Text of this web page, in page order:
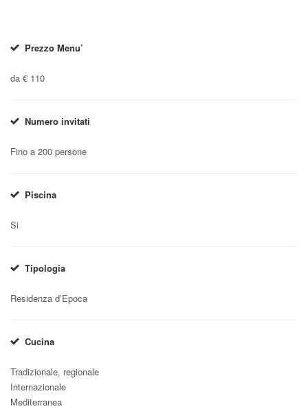
Prezzo Menu’
da € 110
Numero invitati
Fino a 200 persone
Piscina
Si
Tipologia
Residenza d’Epoca
Cucina
Tradizionale, regionale
Internazionale
Mediterranea